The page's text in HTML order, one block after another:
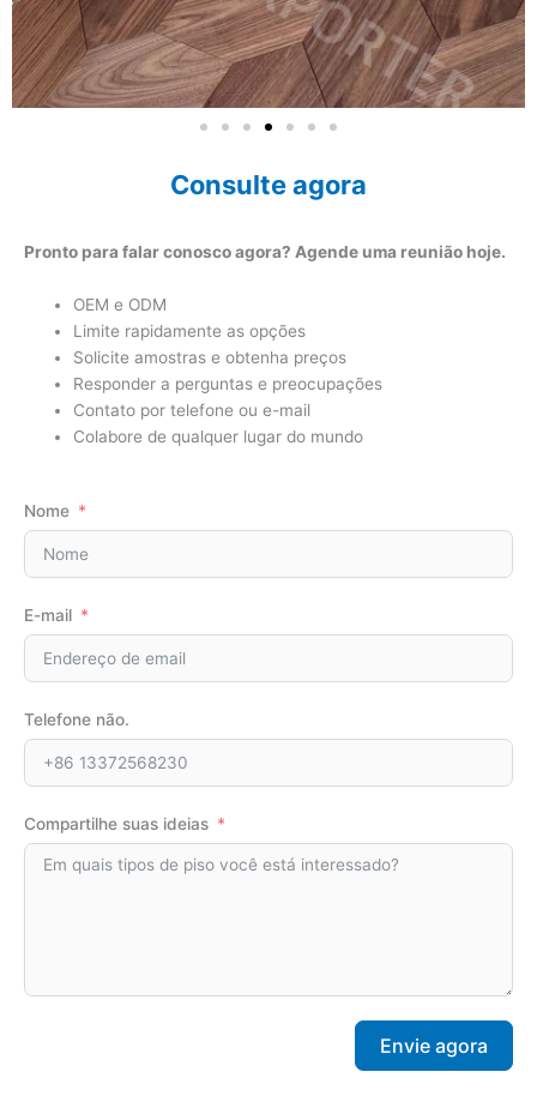
Consulte agora
Pronto para falar conosco agora? Agende uma reunião hoje.
OEM e ODM
Limite rapidamente as opções
Solicite amostras e obtenha preços
Responder a perguntas e preocupações
Contato por telefone ou e-mail
Colabore de qualquer lugar do mundo
Nome
E-mail
Telefone não.
Compartilhe suas ideias
Envie agora